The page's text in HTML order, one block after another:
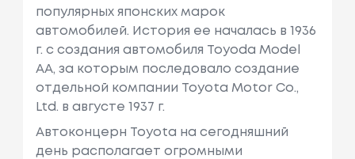
популярных японских марок
автомобилей. История ее началась в 1936
г. с создания автомобиля Toyoda Model
AA, за которым последовало создание
отдельной компании Toyota Motor Co.,
Ltd. в августе 1937 г.
Автоконцерн Toyota на сегодняшний
день располагает огромными